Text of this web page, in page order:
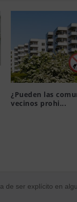
sencillos que
estos análisis
la que
el consentimiento, con
el Reglamento
de ser explícito en
¿Pueden las
vecinos prohi...